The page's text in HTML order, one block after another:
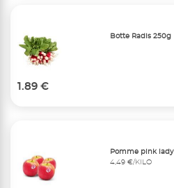
Botte Radis 250g
1.89 €
Pomme pink lady
4,49 €/KILO